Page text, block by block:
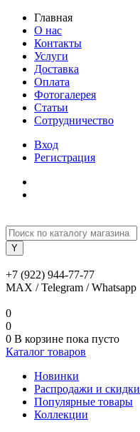
Главная
О нас
Контакты
Услуги
Доставка
Оплата
Фотогалерея
Статьи
Сотрудничество
Вход
Регистрация
+7 (922) 944-77-77
MAX / Telegram / Whatsapp
0
0
0 В корзине пока пусто
Каталог товаров
Новинки
Распродажи и скидки
Популярные товары
Коллекции